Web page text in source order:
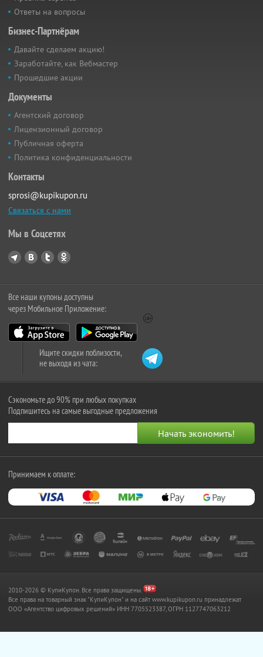
Ответы на вопросы
Бизнес-Партнёрам
Давайте сделаем акцию!
Заработайте, как Вебмастер
Прошедшие акции
Документы
Агентский договор
Лицензионный договор
Публичная оферта
Политика конфиденциальности
Контакты
sprosi@kupikupon.ru
Связаться с нами
Мы в Соцсетях
Все наши купоны доступны
через Мобильное Приложение:
Ищите скидки поблизости,
не выходя из чата:
Сэкономьте до 90% при любых покупках
Подпишитесь на самые выгодные предложения
Принимаем к оплате:
2010-2026 © КупиКупон. Все права защищены.
Все права на товарный знак "КупиКупон" и на сайт www.kupikupon.ru принадлежат
OOO «Агентство цифровых решений» ИНН 7705523387, ОГРН 1127747063212